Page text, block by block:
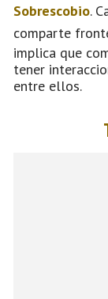
Sobrescobio.
comparte
implica que
tener
entre ellos.